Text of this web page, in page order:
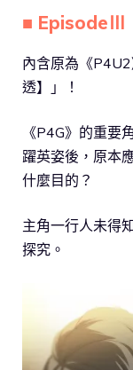
■ EpisodeⅢ
內含原為《
透】」！
《P4G》的重要
躍英姿後，原本
什麼目的？
主角一行人未得
探究。